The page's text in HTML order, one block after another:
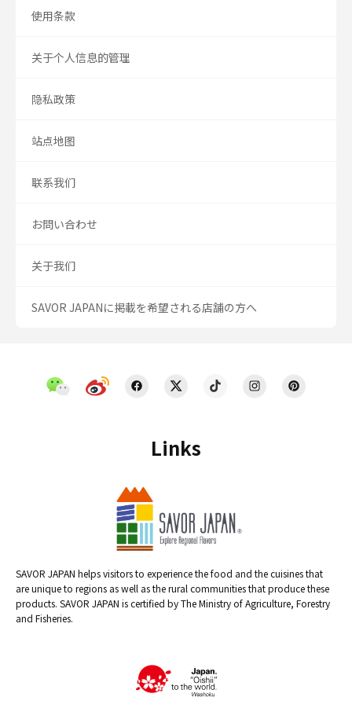
Links
SAVOR JAPAN helps visitors to experience the food and the cuisines that
are unique to regions as well as the rural communities that produce these
products. SAVOR JAPAN is certified by The Ministry of Agriculture, Forestry
and Fisheries.
使用条款
关于个人信息的管理
隐私政策
站点地图
联系我们
お問い合わせ
关于我们
SAVOR JAPANに掲載を希望される店舗の方へ